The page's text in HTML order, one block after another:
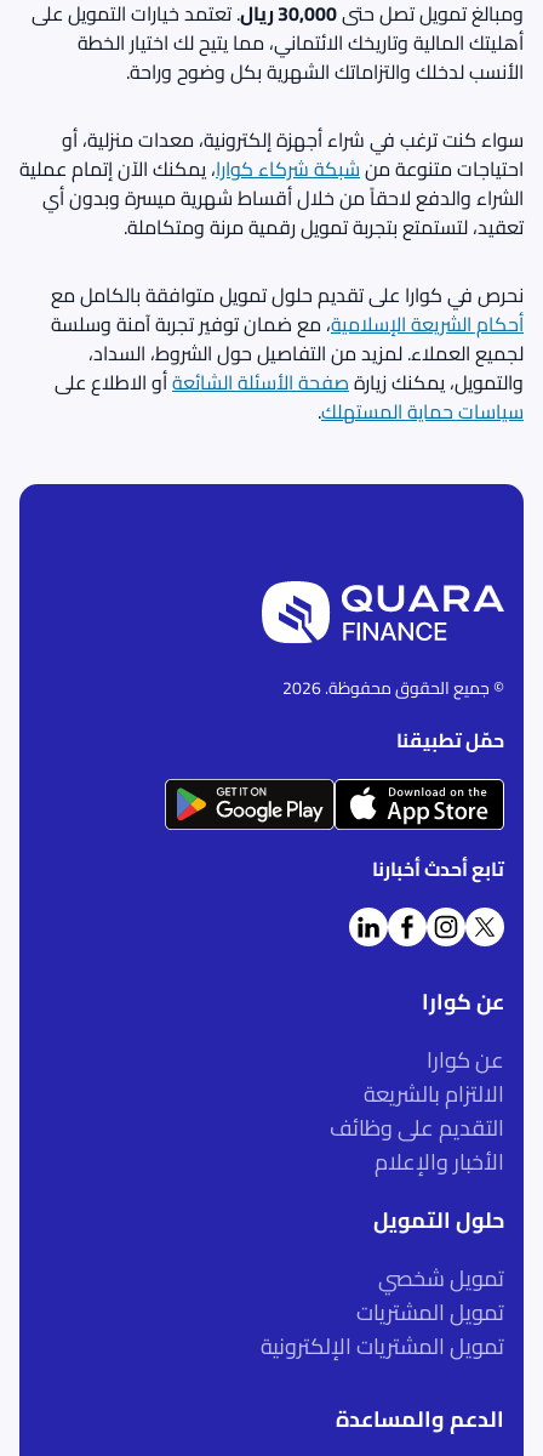
ومبالغ تمويل تصل حتى30,000 ريال
. تعتمد خيارات التمويل على
أهليتك المالية وتاريخك الائتماني، مما يتيح لك اختيار الخطة
الأنسب لدخلك والتزاماتك الشهرية بكل وضوح وراحة.
سواء كنت ترغب في شراء أجهزة إلكترونية، معدات منزلية، أو
احتياجات متنوعة منشبكة شركاء كوارا، يمكنك الآن إتمام عملية
الشراء والدفع لاحقاً من خلال أقساط شهرية ميسرة وبدون أي
تعقيد، لتستمتع بتجربة تمويل رقمية مرنة ومتكاملة.
نحرص في كوارا على تقديم حلول تمويل متوافقة بالكامل مع
أحكام الشريعة الإسلامية، مع ضمان توفير تجربة آمنة وسلسة
لجميع العملاء. لمزيد من التفاصيل حول الشروط، السداد،
والتمويل، يمكنك زيارةصفحة الأسئلة الشائعةأو الاطلاع على
سياسات حماية المستهلك.
© جميع الحقوق محفوظة. 2026
حمّل تطبيقنا
تابع أحدث أخبارنا
عن كوارا
عن كوارا
الالتزام بالشريعة
التقديم على وظائف
الأخبار والإعلام
حلول التمويل
تمويل شخصي
تمويل المشتريات
تمويل المشتريات الإلكترونية
الدعم والمساعدة